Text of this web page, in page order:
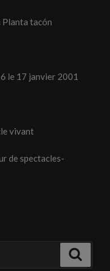
Planta tacón
le 17 janvier 2001
vivant
de spectacles-